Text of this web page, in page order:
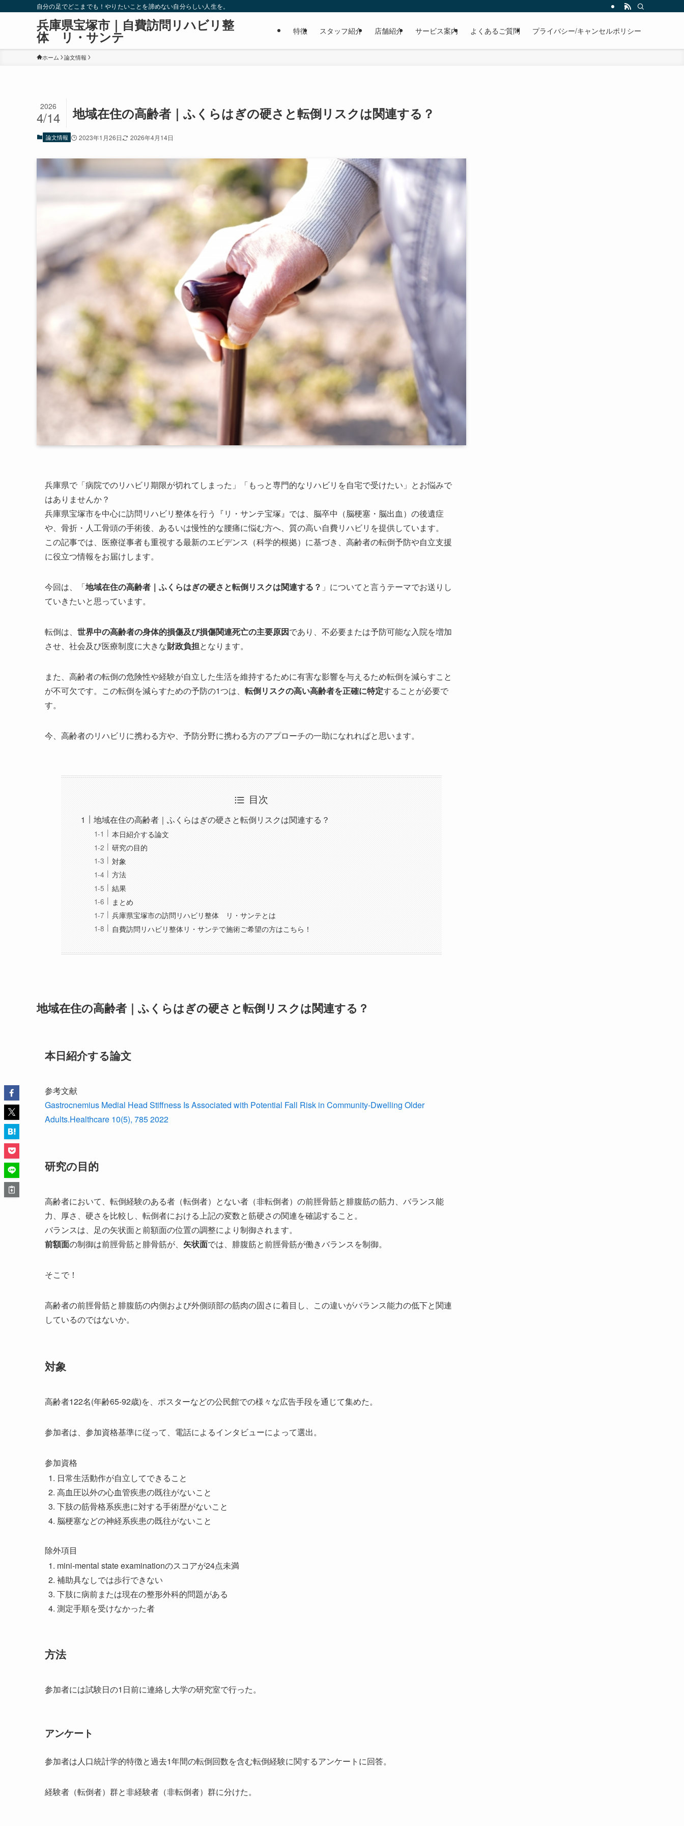
自分の足でどこまでも！やりたいことを諦めない自分らしい人生を。
兵庫県宝塚市｜自費訪問リハビリ整
体 リ・サンテ 特徴 スタッフ紹介 店舗紹介 サービス案内 よくあるご質問 プライバシー/キャンセルポリシー
ホーム 論文情報
地域在住の高齢者｜ふくらはぎの硬さと転倒リスクは関連する？
2026
4/14
論文情報 2023年1月26日 2026年4月14日
兵庫県で「病院でのリハビリ期限が切れてしまった」「もっと専門的なリハビリを自宅で受けたい」とお悩みで
はありませんか？
兵庫県宝塚市を中心に訪問リハビリ整体を行う『リ・サンテ宝塚』では、脳卒中（脳梗塞・脳出血）の後遺症
や、骨折・人工骨頭の手術後、あるいは慢性的な腰痛に悩む方へ、 質の高い自費リハビリ を提供しています。
この記事では、医療従事者も重視する最新のエビデンス（科学的根拠）に基づき、高齢者の転倒予防や自立支援
に役立つ情報をお届けします。
今回は、「地域在住の高齢者｜ふくらはぎの硬さと転倒リスクは関連する？ 」についてと言うテーマでお送りし
ていきたいと思っています。
転倒は、 世界中の高齢者の身体的損傷及び損傷関連死亡の主要原因であり、不必要または予防可能な入院を増加
させ、社会及び医療制度に大きな財政負担となります。
また、高齢者の転倒の危険性や経験が自立した生活を維持するために有害な影響を与えるため転倒を減らすこと
が不可欠です。この転倒を減らすための予防の1つは、 転倒リスクの高い高齢者を正確に特定することが必要で
す。
今、高齢者のリハビリに携わる方や、予防分野に携わる方のアプローチの一助になれればと思います。
目次
地域在住の高齢者｜ふくらはぎの硬さと転倒リスクは関連する？
本日紹介する論文
研究の目的
対象
方法
結果
まとめ
兵庫県宝塚市の訪問リハビリ整体 リ・サンテとは
自費訪問リハビリ整体リ・サンテで施術ご希望の方はこちら！
地域在住の高齢者｜ふくらはぎの硬さと転倒リスクは関連する？
本日紹介する論文
参考文献
Gastrocnemius Medial Head Stiffness Is Associated with Potential Fall Risk in Community-Dwelling Older
Adults.Healthcare 10(5), 785 2022
研究の目的
高齢者において、転倒経験のある者（転倒者）とない者（非転倒者）の前脛骨筋と腓腹筋の筋力、バランス能
力、厚さ、硬さを比較し、転倒者における上記の変数と筋硬さの関連を確認すること。
バランスは、足の矢状面と前額面の位置の調整により制御されます。
前額面の制御は前脛骨筋と腓骨筋が、 矢状面では、腓腹筋と前脛骨筋が働きバランスを制御。
そこで！
高齢者の前脛骨筋と腓腹筋の内側および外側頭部の筋肉の固さに着目し、この違いがバランス能力の低下と関連
しているのではないか。
対象
高齢者122名(年齢65-92歳)を、ポスターなどの公民館での様々な広告手段を通じて集めた。
参加者は、参加資格基準に従って、電話によるインタビューによって選出。
参加資格
日常生活動作が自立してできること
高血圧以外の心血管疾患の既往がないこと
下肢の筋骨格系疾患に対する手術歴がないこと
脳梗塞などの神経系疾患の既往がないこと
除外項目
mini-mental state examinationのスコアが24点未満
補助具なしでは歩行できない
下肢に病前または現在の整形外科的問題がある
測定手順を受けなかった者
方法
参加者には試験日の1日前に連絡し大学の研究室で行った。
アンケート
参加者は人口統計学的特徴と過去1年間の転倒回数を含む転倒経験に関するアンケートに回答。
経験者（転倒者）群と非経験者（非転倒者）群に分けた。